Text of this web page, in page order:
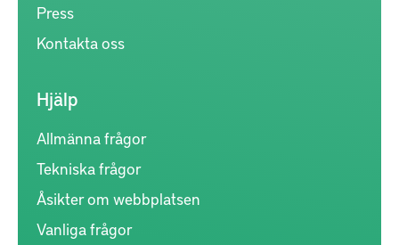
Press
Kontakta oss
Hjälp
Allmänna frågor
Tekniska frågor
Åsikter om webbplatsen
Vanliga frågor